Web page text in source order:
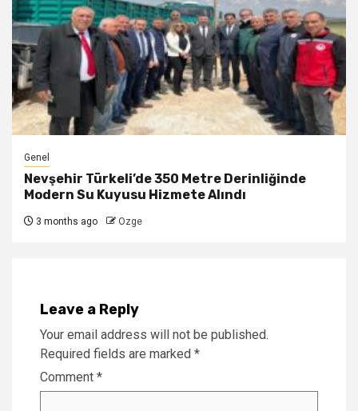
Genel
Nevşehir Türkeli’de 350 Metre Derinliğinde
Modern Su Kuyusu Hizmete Alındı
3 months ago Ozge
Leave a Reply
Your email address will not be published.
Required fields are marked *
Comment *